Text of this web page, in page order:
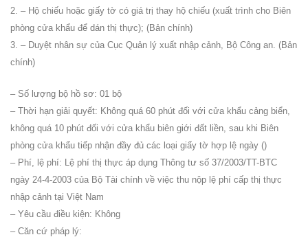
2. – Hộ chiếu hoặc giấy tờ có giá trị thay hộ chiếu (xuất trình cho Biên
phòng cửa khẩu để dán thị thực); (Bản chính)
3. – Duyệt nhân sự của Cục Quản lý xuất nhập cảnh, Bộ Công an. (Bản
chính)
– Số lượng bộ hồ sơ: 01 bộ
– Thời hạn giải quyết: Không quá 60 phút đối với cửa khẩu cảng biển,
không quá 10 phút đối với cửa khẩu biên giới đất liền, sau khi Biên
phòng cửa khẩu tiếp nhận đầy đủ các loại giấy tờ hợp lệ ngày ()
– Phí, lệ phí: Lệ phí thị thực áp dụng Thông tư số 37/2003/TT-BTC
ngày 24-4-2003 của Bộ Tài chính về việc thu nộp lệ phí cấp thị thực
nhập cảnh tại Việt Nam
– Yêu cầu điều kiện: Không
– Căn cứ pháp lý: